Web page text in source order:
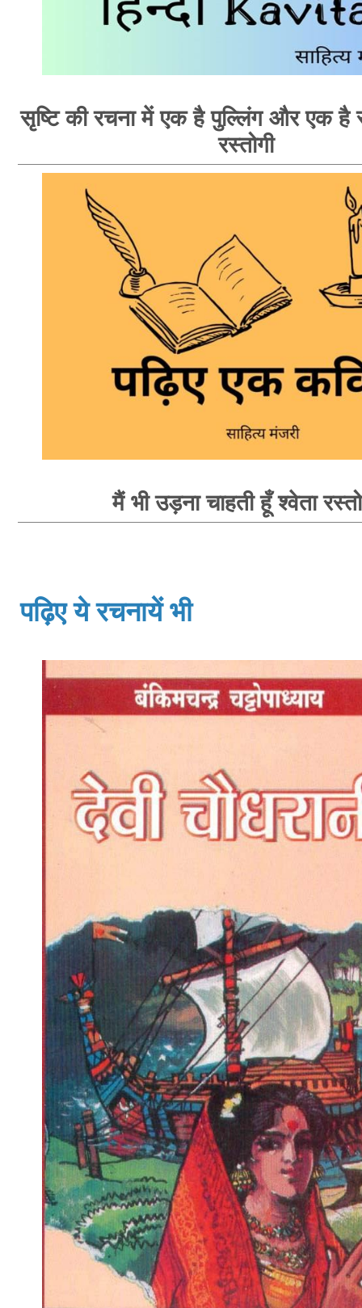
सृष्टि की रचना में एक है पुल्लिंग और एक है
रस्तोगी
मैं भी उड़ना चाहती हूँ श्वेता
पढ़िए ये रचनायें भी